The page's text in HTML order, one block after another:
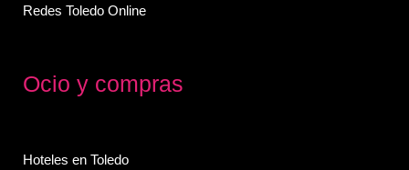
Redes Toledo Online
Ocio y compras
Hoteles en Toledo